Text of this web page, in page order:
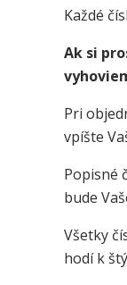
Každé
Ak si
Pri
vpíšte
Popisné
bude
Všetky
hodí k